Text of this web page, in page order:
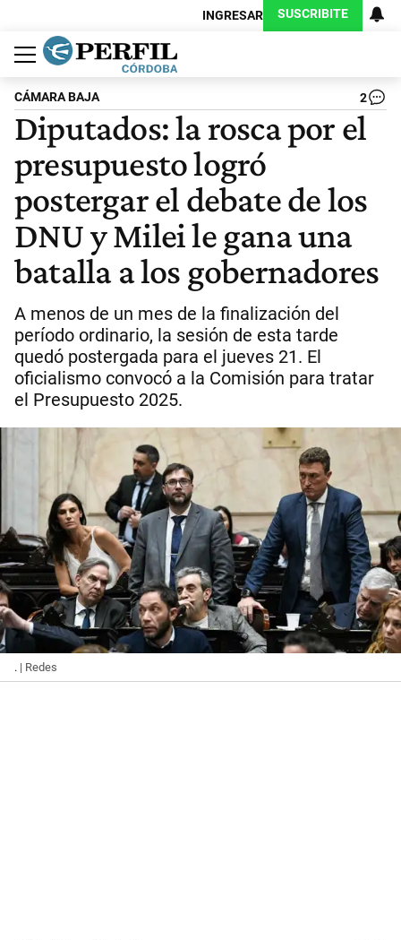
INGRESAR SUSCRIBITE
Política
Economía
Judiciales
Sociedad
Cultura
Espectáculos
Deportes
Protagonistas
CÁMARA BAJA 2
Diputados: la rosca por el
presupuesto logró
postergar el debate de los
DNU y Milei le gana una
batalla a los gobernadores
A menos de un mes de la finalización del
período ordinario, la sesión de esta tarde
quedó postergada para el jueves 21. El
oficialismo convocó a la Comisión para tratar
el Presupuesto 2025.
. | Redes